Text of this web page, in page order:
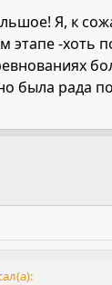
Я, к
этапе -хоть
была рада